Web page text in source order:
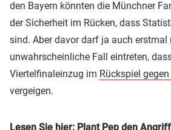
den Bayern könnten die Münchner
der Sicherheit im Rücken, dass
sind. Aber davor darf ja auch erstmal
unwahrscheinliche Fall eintreten,
Viertelfinaleinzug im Rückspiel
vergeigen.
Lesen Sie hier: Plant Pep den